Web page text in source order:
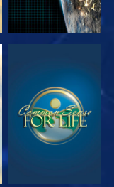
ANSEHEN